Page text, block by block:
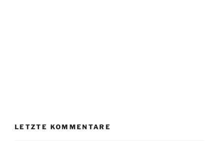
LETZTE KOMMENTARE